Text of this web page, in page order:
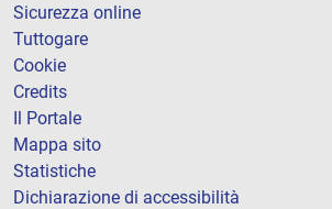
Sicurezza online
Tuttogare
Cookie
Credits
Il Portale
Mappa sito
Statistiche
Dichiarazione di accessibilità